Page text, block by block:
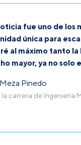
fue uno de los
única para
al máximo tanto la
mayor, ya no solo
Pinedo
carrera de Ingeniería